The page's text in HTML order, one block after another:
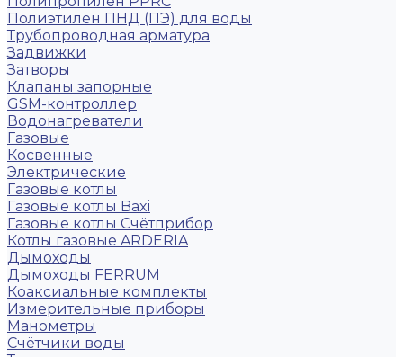
Полиэтилен ПНД (ПЭ) для воды
Трубопроводная арматура
Задвижки
Затворы
Клапаны запорные
GSM-контроллер
Водонагреватели
Газовые
Косвенные
Электрические
Газовые котлы
Газовые котлы Baxi
Газовые котлы Счётприбор
Котлы газовые ARDERIA
Дымоходы
Дымоходы FERRUM
Коаксиальные комплекты
Измерительные приборы
Манометры
Счётчики воды